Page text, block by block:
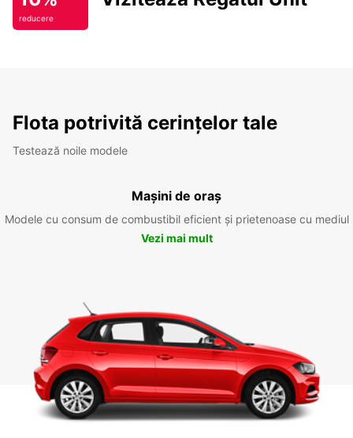
reducere
Flota potrivită cerințelor tale
Testează noile modele
Mașini de oraș
Modele cu consum de combustibil eficient și prietenoase cu mediul
Vezi mai mult